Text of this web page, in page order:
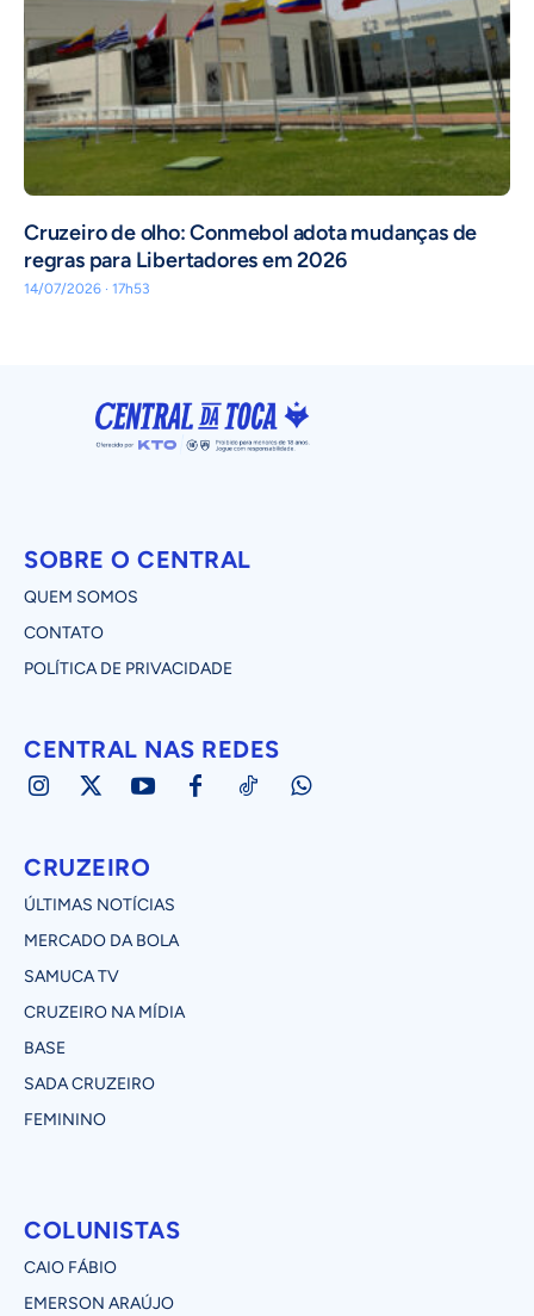
Cruzeiro de olho: Conmebol adota mudanças de
regras para Libertadores em 2026
14/07/2026 · 17h53
SOBRE O CENTRAL
QUEM SOMOS
CONTATO
POLÍTICA DE PRIVACIDADE
CENTRAL NAS REDES
CRUZEIRO
ÚLTIMAS NOTÍCIAS
MERCADO DA BOLA
SAMUCA TV
CRUZEIRO NA MÍDIA
BASE
SADA CRUZEIRO
FEMININO
COLUNISTAS
CAIO FÁBIO
EMERSON ARAÚJO